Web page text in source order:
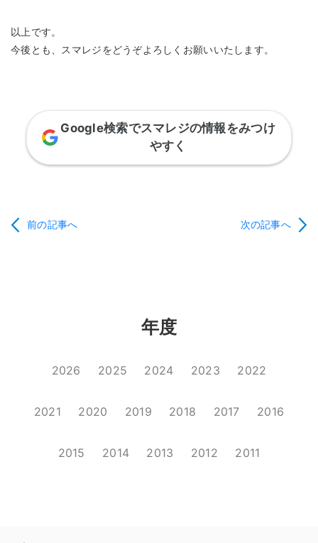
以上です。
今後とも、スマレジをどうぞよろしくお願いいたします。
Google検索でスマレジの情報をみつけ
やすく
前の記事へ 次の記事へ
年度
2026 2025 2024 2023 2022
2021 2020 2019 2018 2017 2016
2015 2014 2013 2012 2011